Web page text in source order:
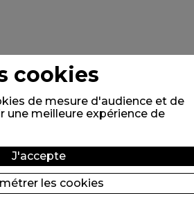
cookies
de mesure d'audience et de
une meilleure expérience de
J'accepte
les cookies